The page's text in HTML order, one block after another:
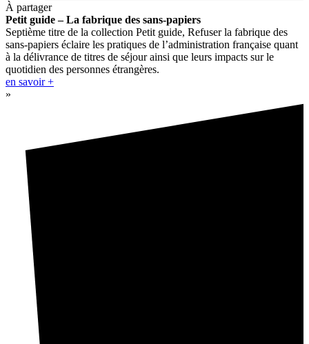
À partager
Petit guide – La fabrique des sans-papiers
Septième titre de la collection Petit guide, Refuser la fabrique des
sans-papiers éclaire les pratiques de l’administration française quant
à la délivrance de titres de séjour ainsi que leurs impacts sur le
quotidien des personnes étrangères.
en savoir +
»